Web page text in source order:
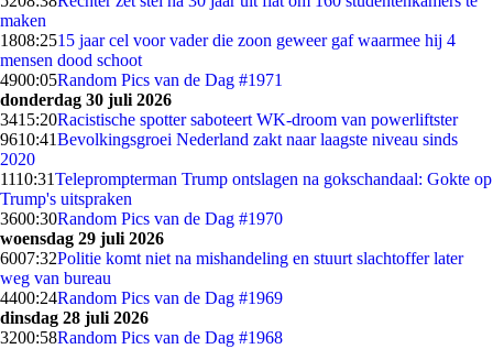
maken
1808:2515 jaar cel voor vader die zoon geweer gaf waarmee hij 4
mensen dood schoot
4900:05Random Pics van de Dag #1971
donderdag 30 juli 2026
3415:20Racistische spotter saboteert WK-droom van powerliftster
9610:41Bevolkingsgroei Nederland zakt naar laagste niveau sinds
2020
1110:31Teleprompterman Trump ontslagen na gokschandaal: Gokte op
Trump's uitspraken
3600:30Random Pics van de Dag #1970
woensdag 29 juli 2026
6007:32Politie komt niet na mishandeling en stuurt slachtoffer later
weg van bureau
4400:24Random Pics van de Dag #1969
dinsdag 28 juli 2026
3200:58Random Pics van de Dag #1968